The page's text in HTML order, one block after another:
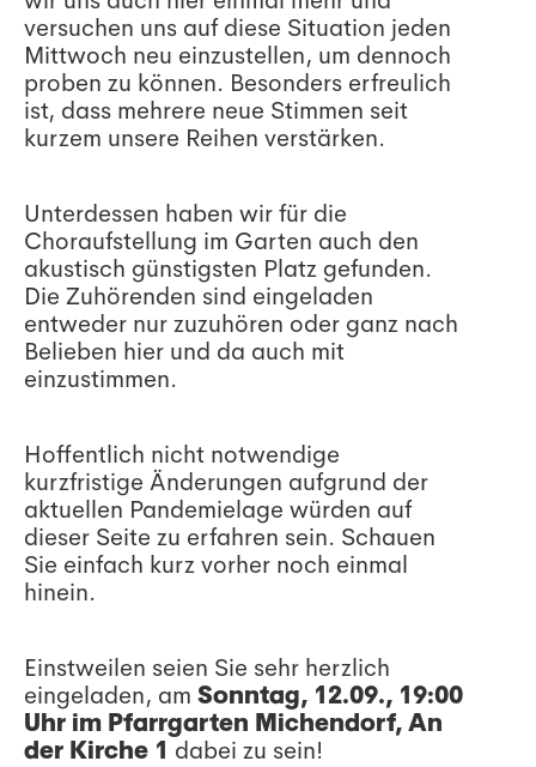
versuchen uns auf diese Situation jeden
Mittwoch neu einzustellen, um dennoch
proben zu können. Besonders erfreulich
ist, dass mehrere neue Stimmen seit
kurzem unsere Reihen verstärken.
Unterdessen haben wir für die
Choraufstellung im Garten auch den
akustisch günstigsten Platz gefunden.
Die Zuhörenden sind eingeladen
entweder nur zuzuhören oder ganz nach
Belieben hier und da auch mit
einzustimmen.
Hoffentlich nicht notwendige
kurzfristige Änderungen aufgrund der
aktuellen Pandemielage würden auf
dieser Seite zu erfahren sein. Schauen
Sie einfach kurz vorher noch einmal
hinein.
Einstweilen seien Sie sehr herzlich
eingeladen, am Sonntag, 12.09., 19:00
Uhr im Pfarrgarten Michendorf, An
der Kirche 1 dabei zu sein!